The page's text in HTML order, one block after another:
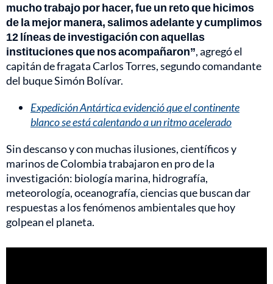
mucho trabajo por hacer, fue un reto que hicimos
de la mejor manera, salimos adelante y cumplimos
12 líneas de investigación con aquellas
instituciones que nos acompañaron”, agregó el
capitán de fragata Carlos Torres, segundo comandante
del buque Simón Bolívar.
Expedición Antártica evidenció que el continente
blanco se está calentando a un ritmo acelerado
Sin descanso y con muchas ilusiones, científicos y
marinos de Colombia trabajaron en pro de la
investigación: biología marina, hidrografía,
meteorología, oceanografía, ciencias que buscan dar
respuestas a los fenómenos ambientales que hoy
golpean el planeta.